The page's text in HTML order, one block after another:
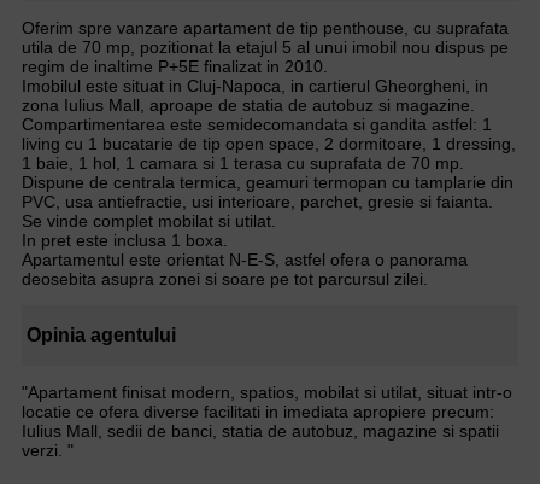
Oferim spre vanzare apartament de tip penthouse, cu suprafata
utila de 70 mp, pozitionat la etajul 5 al unui imobil nou dispus pe
regim de inaltime P+5E finalizat in 2010.
Imobilul este situat in Cluj-Napoca, in cartierul Gheorgheni, in
zona Iulius Mall, aproape de statia de autobuz si magazine.
Compartimentarea este semidecomandata si gandita astfel: 1
living cu 1 bucatarie de tip open space, 2 dormitoare, 1 dressing,
1 baie, 1 hol, 1 camara si 1 terasa cu suprafata de 70 mp.
Dispune de centrala termica, geamuri termopan cu tamplarie din
PVC, usa antiefractie, usi interioare, parchet, gresie si faianta.
Se vinde complet mobilat si utilat.
In pret este inclusa 1 boxa.
Apartamentul este orientat N-E-S, astfel ofera o panorama
deosebita asupra zonei si soare pe tot parcursul zilei.
Opinia agentului
"Apartament finisat modern, spatios, mobilat si utilat, situat intr-o
locatie ce ofera diverse facilitati in imediata apropiere precum:
Iulius Mall, sedii de banci, statia de autobuz, magazine si spatii
verzi. "